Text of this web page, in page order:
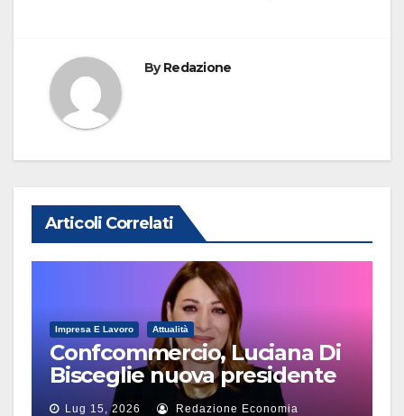
ByRedazione
Articoli Correlati
Impresa E Lavoro Attualità
Confcommercio, Luciana Di
Bisceglie nuova presidente
Terziario Donna
Lug 15, 2026 Redazione Economia